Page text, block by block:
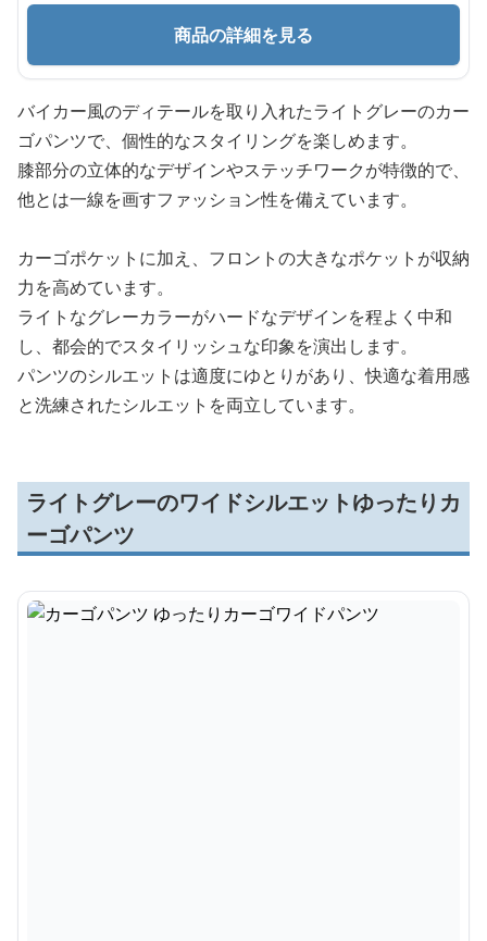
商品の詳細を見る
バイカー風のディテールを取り入れたライトグレーのカー
ゴパンツで、個性的なスタイリングを楽しめます。
膝部分の立体的なデザインやステッチワークが特徴的で、
他とは一線を画すファッション性を備えています。
カーゴポケットに加え、フロントの大きなポケットが収納
力を高めています。
ライトなグレーカラーがハードなデザインを程よく中和
し、都会的でスタイリッシュな印象を演出します。
パンツのシルエットは適度にゆとりがあり、快適な着用感
と洗練されたシルエットを両立しています。
ライトグレーのワイドシルエットゆったりカ
ーゴパンツ